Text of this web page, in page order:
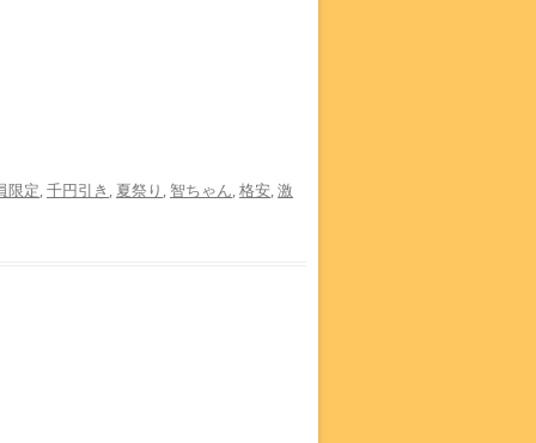
限定,千円引き , 夏祭り , 智ちゃん,格安,激